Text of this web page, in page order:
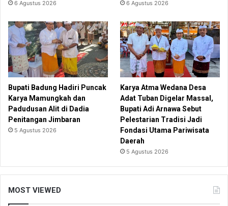
6 Agustus 2026 6 Agustus 2026
Bupati Badung Hadiri Puncak
Karya Mamungkah dan
Padudusan Alit di Dadia
Penitangan Jimbaran
5 Agustus 2026
Karya Atma Wedana Desa
Adat Tuban Digelar Massal,
Bupati Adi Arnawa Sebut
Pelestarian Tradisi Jadi
Fondasi Utama Pariwisata
Daerah
5 Agustus 2026
MOST VIEWED